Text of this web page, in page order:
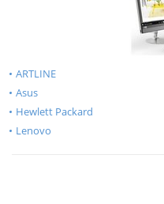
ARTLINE
Asus
Hewlett Packard
Lenovo